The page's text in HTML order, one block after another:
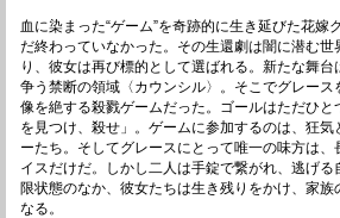
血に染まった“ゲーム”を奇跡的に生き延びた花嫁
だ終わっていなかった。その生還劇は闇に潜む世
り、彼女は再び標的として選ばれる。新たな舞
争う禁断の領域〈カウンシル〉。そこでグレース
像を絶する殺戮ゲームだった。ゴールはただひと
を見つけ、殺せ」。ゲームに参加するのは、狂気
ーたち。そしてグレースにとって唯一の味方は
イスだけだ。しかし二人は手錠で繋がれ、逃げ
限状態のなか、彼女たちは生き残りをかけ、家
なる。